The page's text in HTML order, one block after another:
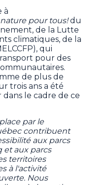
à
pour tous!du
de la Lutte
climatiques, de la
qui
pour des
de plus de
trois ans a été
le cadre de ce
par le
contribuent
aux parcs
et aux parcs
territoires
à l'activité
Nous